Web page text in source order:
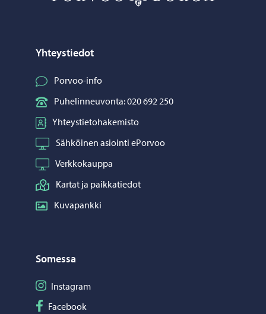
Yhteystiedot
Porvoo-info
Puhelinneuvonta: 020 692 250
Yhteystietohakemisto
Sähköinen asiointi ePorvoo
Verkkokauppa
Kartat ja paikkatiedot
Kuvapankki
Somessa
Seuraa Instagram
Instagram
Seuraa Facebook
Facebook